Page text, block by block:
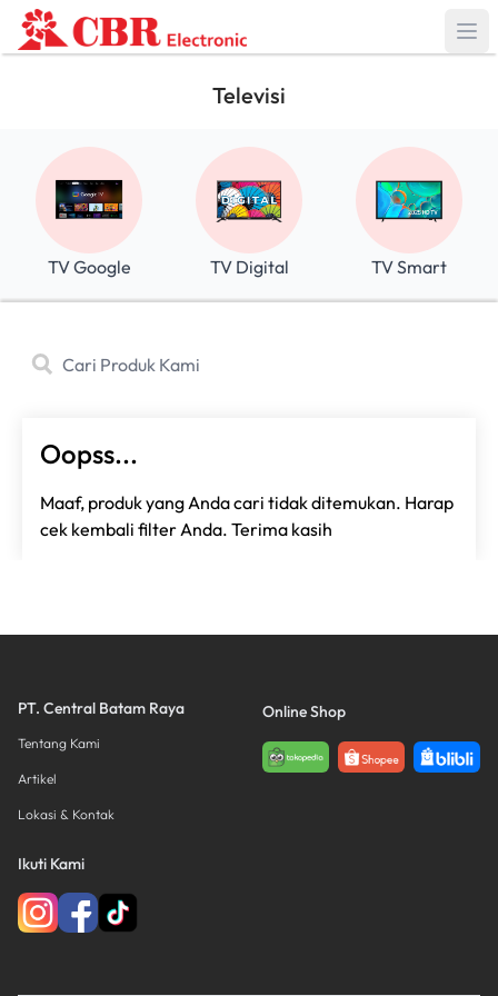
Televisi
TV Digital TV Smart
TV Google
Oopss...
Maaf, produk yang Anda cari tidak ditemukan. Harap
cek kembali filter Anda. Terima kasih
PT. Central Batam Raya
Tentang Kami
Artikel
Lokasi & Kontak
Online Shop
Ikuti Kami